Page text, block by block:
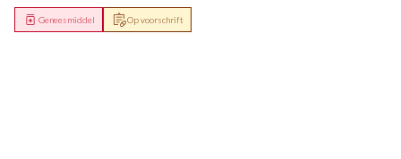
Op voorschrift
Geneesmiddel